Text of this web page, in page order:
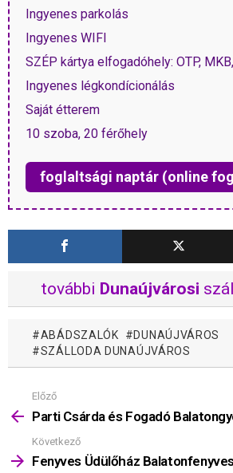
Ingyenes parkolás
Ingyenes WIFI
SZÉP kártya elfogadóhely: OTP,
Ingyenes légkondícionálás
Saját étterem
10 szoba, 20 férőhely
foglaltsági naptár (online
további Dunaújvárosi
ABÁDSZALÓK
DUNAÚJVÁROS
SZÁLLODA DUNAÚJVÁROS
Mutass
többet
Előző
Parti Csárda és Fogadó
Következő
Fenyves Üdülőház